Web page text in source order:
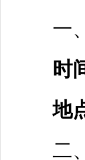
一、
时
地
二、